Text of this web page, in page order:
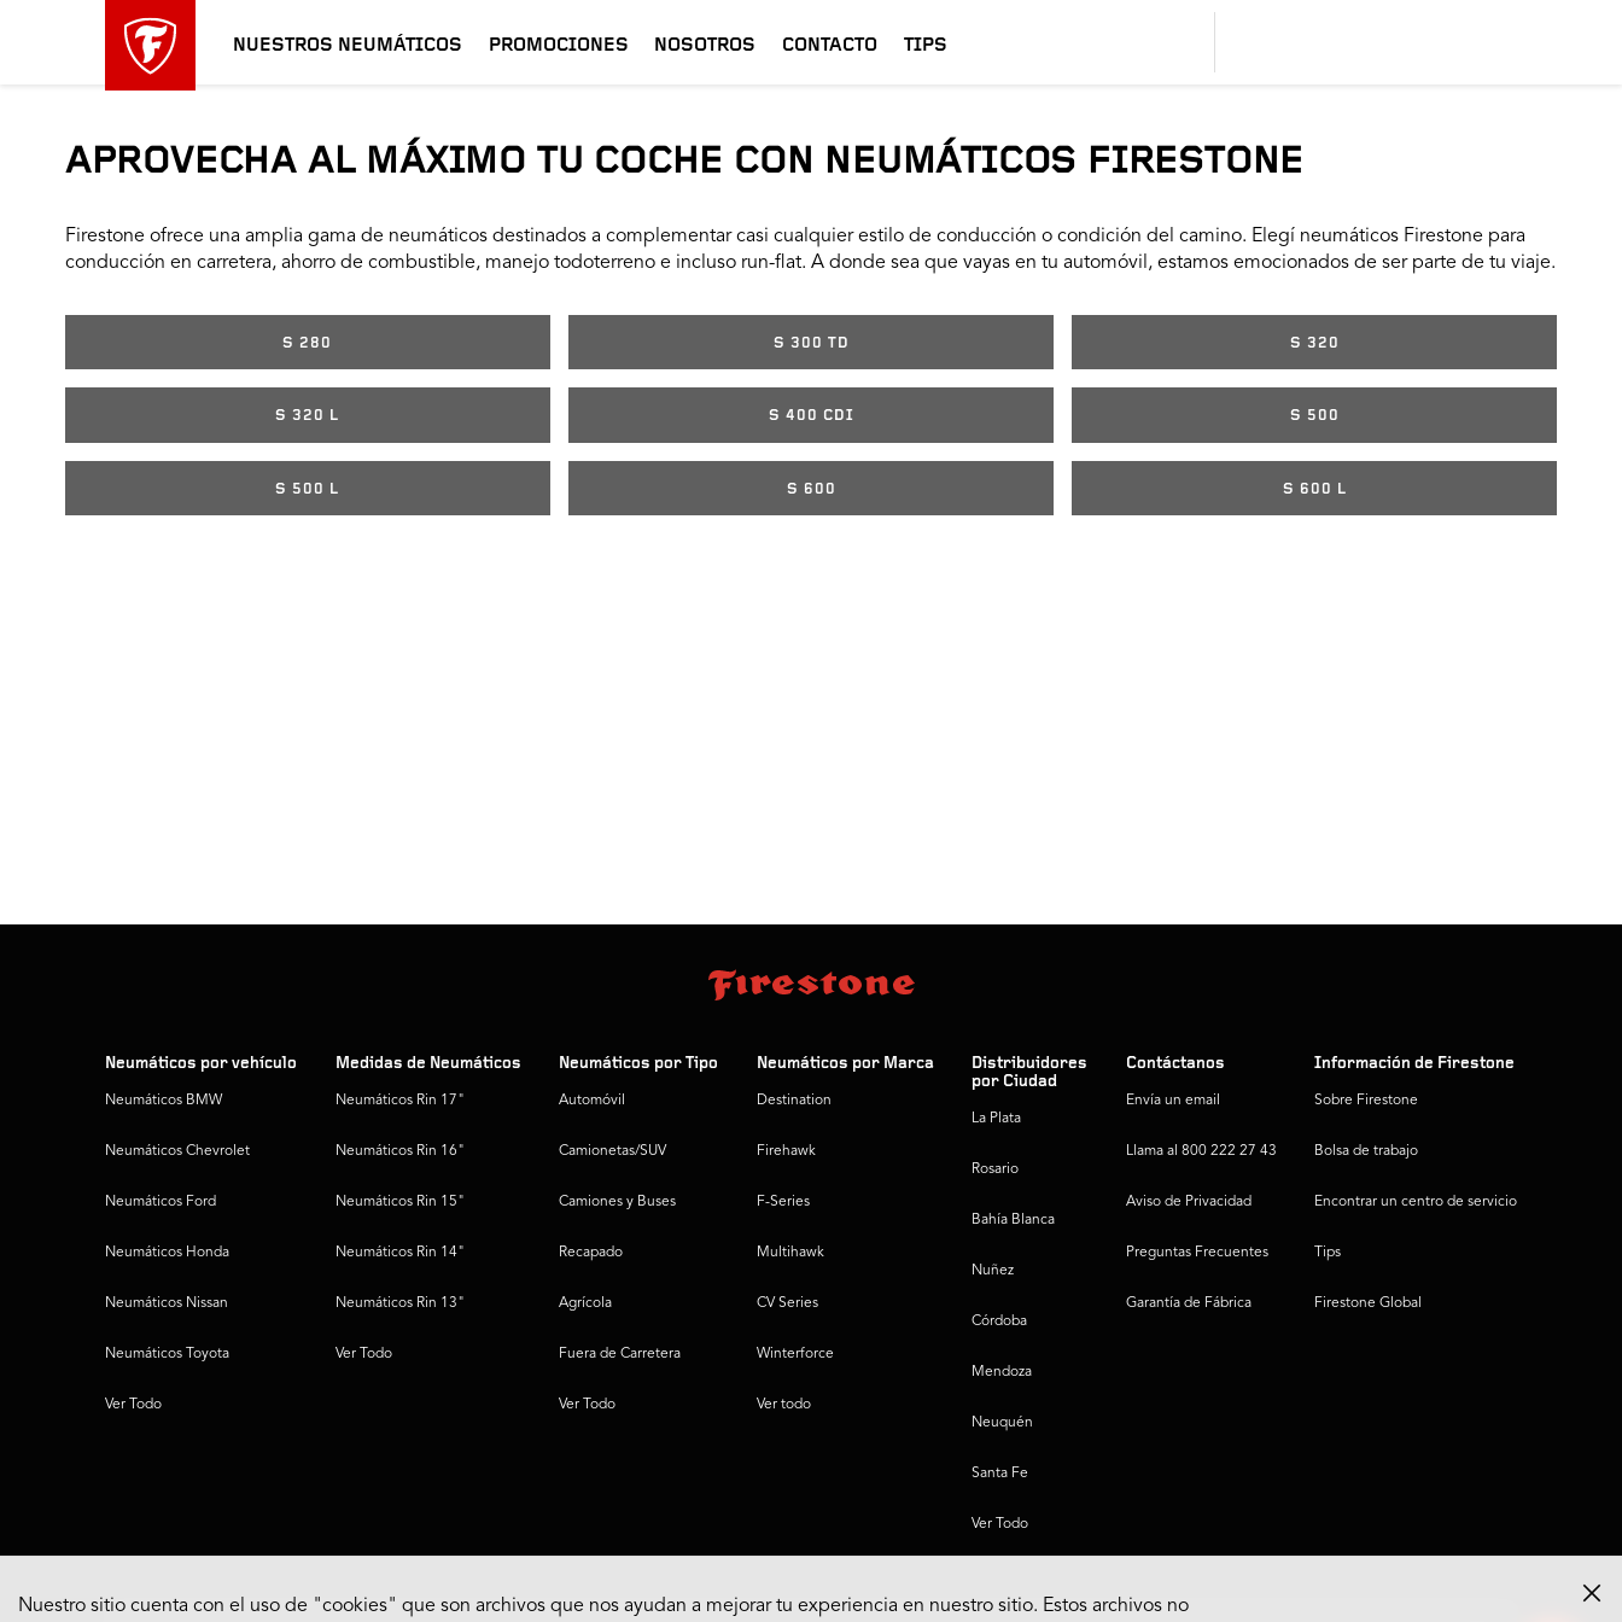
NUESTROS NEUMÁTICOS PROMOCIONES NOSOTROS CONTACTO TIPS
APROVECHA AL MÁXIMO TU COCHE CON NEUMÁTICOS FIRESTONE
Firestone ofrece una amplia gama de neumáticos destinados a complementar casi cualquier estilo de conducción o condición del camino. Elegí neumáticos Firestone para
conducción en carretera, ahorro de combustible, manejo todoterreno e incluso run-flat. A donde sea que vayas en tu automóvil, estamos emocionados de ser parte de tu viaje.
S 280 S 300 TD S 320
S 320 L S 400 CDI S 500
S 500 L S 600 S 600 L
Neumáticos por vehículo
Neumáticos BMW
Neumáticos Chevrolet
Neumáticos Ford
Neumáticos Honda
Neumáticos Nissan
Neumáticos Toyota
Ver Todo
Medidas de Neumáticos
Neumáticos Rin 17"
Neumáticos Rin 16"
Neumáticos Rin 15"
Neumáticos Rin 14"
Neumáticos Rin 13"
Ver Todo
Neumáticos por Tipo
Automóvil
Camionetas/SUV
Camiones y Buses
Recapado
Agrícola
Fuera de Carretera
Ver Todo
Neumáticos por Marca
Destination
Firehawk
F-Series
Multihawk
CV Series
Winterforce
Ver todo
Distribuidores
por Ciudad
La Plata
Rosario
Bahía Blanca
Nuñez
Córdoba
Mendoza
Neuquén
Santa Fe
Ver Todo
Contáctanos
Envía un email
Llama al 800 222 27 43
Aviso de Privacidad
Preguntas Frecuentes
Garantía de Fábrica
Información de Firestone
Sobre Firestone
Bolsa de trabajo
Encontrar un centro de servicio
Tips
Firestone Global
Nuestro sitio cuenta con el uso de "cookies" que son archivos que nos ayudan a mejorar tu experiencia en nuestro sitio. Estos archivos no